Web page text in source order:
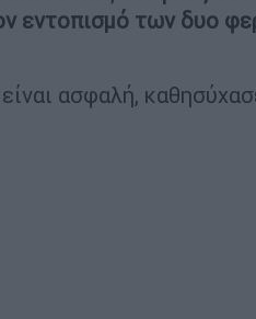
εντοπισμό των δυο
ασφαλή,